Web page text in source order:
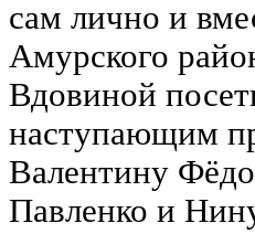
сам лично и
Амурского
Вдовиной
наступающим
Валентину
Павленко и